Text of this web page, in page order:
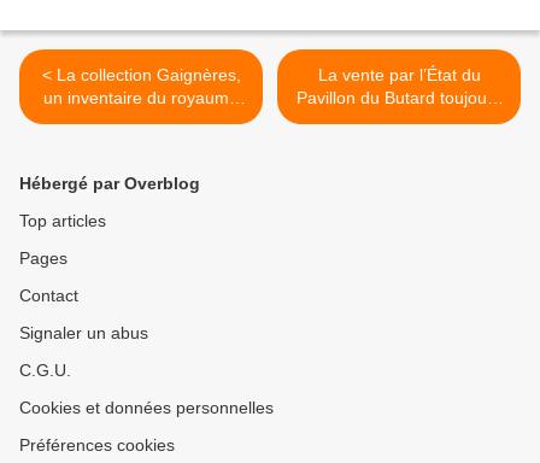
< La collection Gaignères,
un inventaire du royaume
au XVIIe siècle
La vente par l’État du
Pavillon du Butard toujours
d’actualité. >
Hébergé par Overblog
Top articles
Pages
Contact
Signaler un abus
C.G.U.
Cookies et données personnelles
Préférences cookies